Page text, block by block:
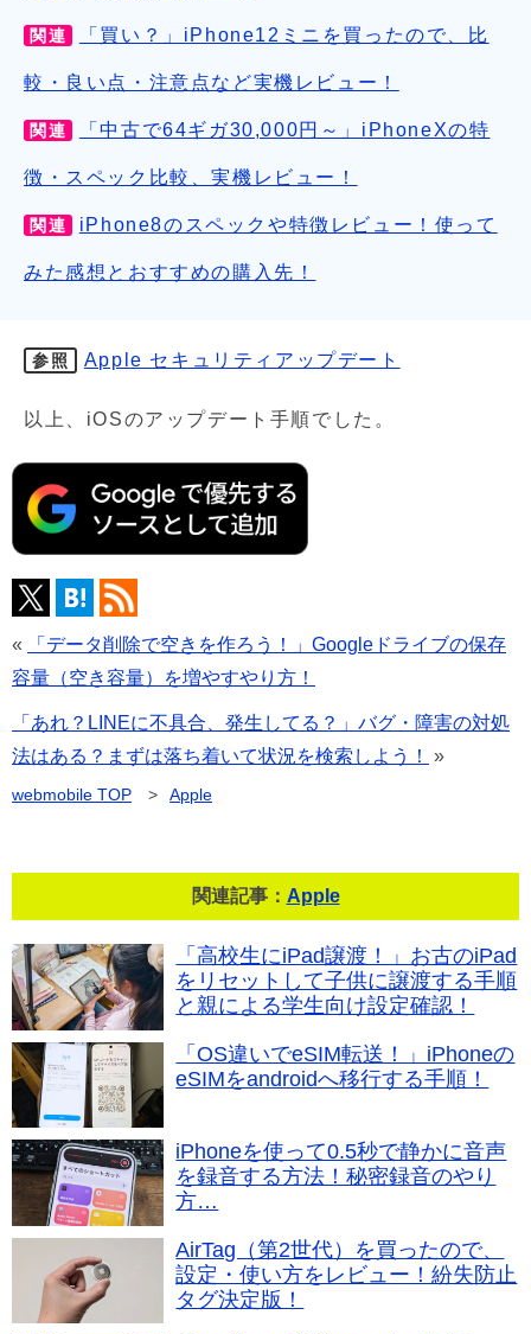
関連 「買い？」iPhone12ミニを買ったので、比
較・良い点・注意点など実機レビュー！
関連 「中古で64ギガ30,000円～」iPhoneXの特
徴・スペック比較、実機レビュー！
関連 iPhone8のスペックや特徴レビュー！使って
みた感想とおすすめの購入先！
参照 Apple セキュリティアップデート
以上、iOSのアップデート手順でした。
«
「データ削除で空きを作ろう！」Googleドライブの保存
容量（空き容量）を増やすやり方！
「あれ？LINEに不具合、発生してる？」バグ・障害の対処
法はある？まずは落ち着いて状況を検索しよう！
»
webmobile TOP > Apple
関連記事： Apple
「高校生にiPad譲渡！」お古のiPad
をリセットして子供に譲渡する手順
と親による学生向け設定確認！
「OS違いでeSIM転送！」iPhoneの
eSIMをandroidへ移行する手順！
iPhoneを使って0.5秒で静かに音声
を録音する方法！秘密録音のやり
方…
AirTag（第2世代）を買ったので、
設定・使い方をレビュー！紛失防止
タグ決定版！